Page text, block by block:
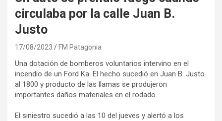
circulaba por la calle Juan B.
Justo
17/08/2023 FM Patagonia
Una dotación de bomberos voluntarios intervino en el
incendio de un Ford Ka. El hecho sucedió en Juan B. Justo
al 1800 y producto de las llamas se produjeron
importantes daños materiales en el rodado.
El siniestro sucedió a las 10 del jueves y alertó a los